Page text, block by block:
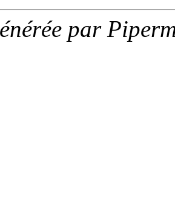
par